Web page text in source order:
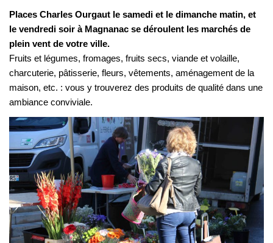
Places Charles Ourgaut le samedi et le dimanche matin, et
le vendredi soir à Magnanac se déroulent les marchés de
plein vent de votre ville.
Fruits et légumes, fromages, fruits secs, viande et volaille,
charcuterie, pâtisserie, fleurs, vêtements, aménagement de la
maison, etc. : vous y trouverez des produits de qualité dans une
ambiance conviviale.